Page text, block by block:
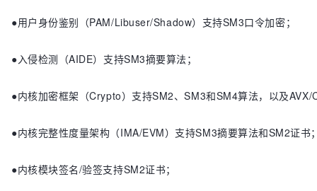
●用户身份鉴别（PAM/Libuser/Shadow）支持SM3口令加密；
●入侵检测（AIDE）支持SM3摘要算法；
●内核加密框架（Crypto）支持SM2、SM3和SM4算法，以及AVX/
●内核完整性度量架构（IMA/EVM）支持SM3摘要算法和SM2证书
●内核模块签名/验签支持SM2证书；